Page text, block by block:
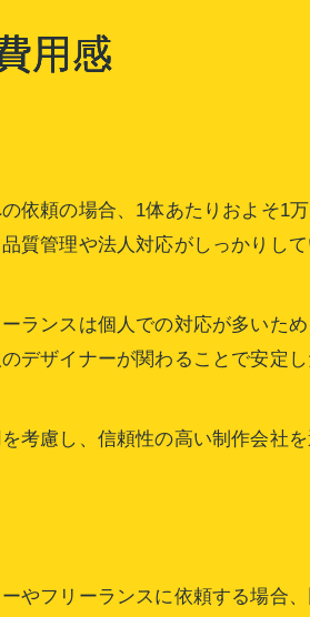
用感
依頼の場合、1体あたりおよそ1
質管理や法人対応がしっかりし
ランスは個人での対応が多いため
デザイナーが関わることで安定
考慮し、信頼性の高い制作会社
やフリーランスに依頼する場合